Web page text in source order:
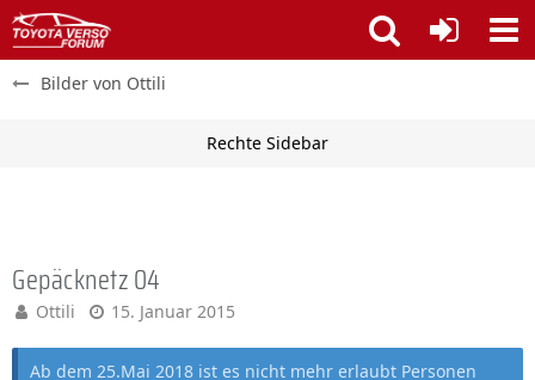
Bilder von Ottili
Gepäcknetz 04
Ottili 15. Januar 2015
Ab dem 25.Mai 2018 ist es nicht mehr erlaubt Personen